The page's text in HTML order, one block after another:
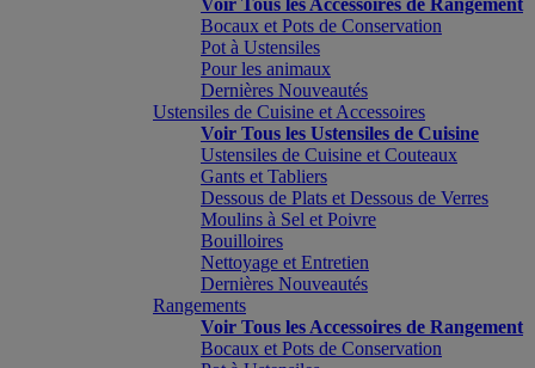
Voir Tous les Accessoires de Rangement
Bocaux et Pots de Conservation
Pot à Ustensiles
Pour les animaux
Dernières Nouveautés
Ustensiles de Cuisine et Accessoires
Voir Tous les Ustensiles de Cuisine
Ustensiles de Cuisine et Couteaux
Gants et Tabliers
Dessous de Plats et Dessous de Verres
Moulins à Sel et Poivre
Bouilloires
Nettoyage et Entretien
Dernières Nouveautés
Rangements
Voir Tous les Accessoires de Rangement
Bocaux et Pots de Conservation